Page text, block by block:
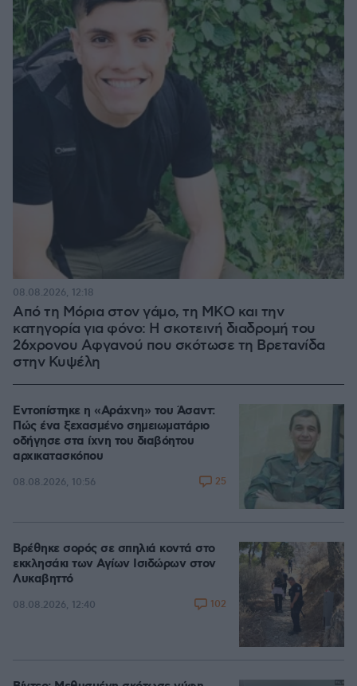
Από τη Μόρια στον γάμο, τη ΜΚΟ και την
κατηγορία για φόνο: Η σκοτεινή διαδρομή του
26χρονου Αφγανού που σκότωσε τη Βρετανίδα
στην Κυψέλη
08.08.2026, 12:18
Εντοπίστηκε η «Αράχνη» του Άσαντ:
Πώς ένα ξεχασμένο σημειωματάριο
οδήγησε στα ίχνη του διαβόητου
αρχικατασκόπου
08.08.2026, 10:56 25
Βρέθηκε σορός σε σπηλιά κοντά στο
εκκλησάκι των Αγίων Ισιδώρων στον
Λυκαβηττό
08.08.2026, 12:40 102